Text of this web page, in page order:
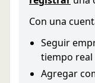
Con una
Seguir
tiempo real
Agregar